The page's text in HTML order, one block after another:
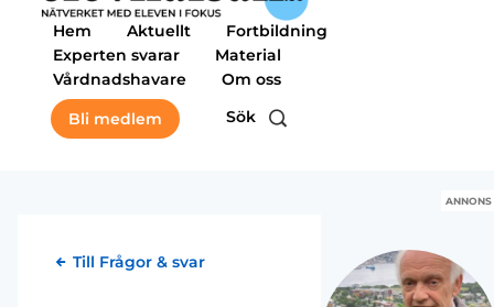
Hem Aktuellt
Fortbildning
Experten svarar
Material
Vårdnadshavare
Om oss
Bli medlem
Sök
Till Frågor & svar
ANNONS